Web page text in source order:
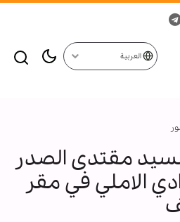
العربية
مقتدى الصدر
الاملي في مقر